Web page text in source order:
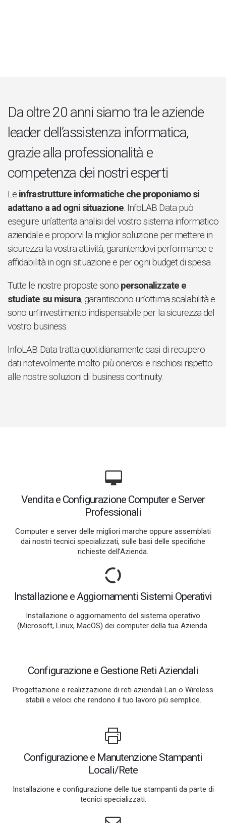
Da oltre 20 anni siamo tra le aziende
leader dell’assistenza informatica,
grazie alla professionalità e
competenza dei nostri esperti
Le infrastrutture informatiche che proponiamo si
adattano a ad ogni situazione. InfoLAB Data può
eseguire un’attenta analisi del vostro sistema informatico
aziendale e proporvi la miglior soluzione per mettere in
sicurezza la vostra attività, garantendovi performance e
affidabilità in ogni situazione e per ogni budget di spesa.
Tutte le nostre proposte sonopersonalizzate e
studiate su misura, garantiscono un’ottima scalabilità e
sono un’investimento indispensabile per la sicurezza del
vostro business.
InfoLAB Data tratta quotidianamente casi di recupero
dati notevolmente molto più onerosi e rischiosi rispetto
alle nostre soluzioni di business continuity.
Vendita e Configurazione Computer e Server
Professionali
Computer e server delle migliori marche oppure assemblati
dai nostri tecnici specializzati, sulle basi delle specifiche
richieste dell’Azienda.
Installazione e Aggiornamenti Sistemi Operativi
Installazione o aggiornamento del sistema operativo
(Microsoft, Linux, MacOS) dei computer della tua Azienda.
Configurazione e Gestione Reti Aziendali
Progettazione e realizzazione di reti aziendali Lan o Wireless
stabili e veloci che rendono il tuo lavoro più semplice.
Configurazione e Manutenzione Stampanti
Locali/Rete
Installazione e configurazione delle tue stampanti da parte di
tecnici specializzati.